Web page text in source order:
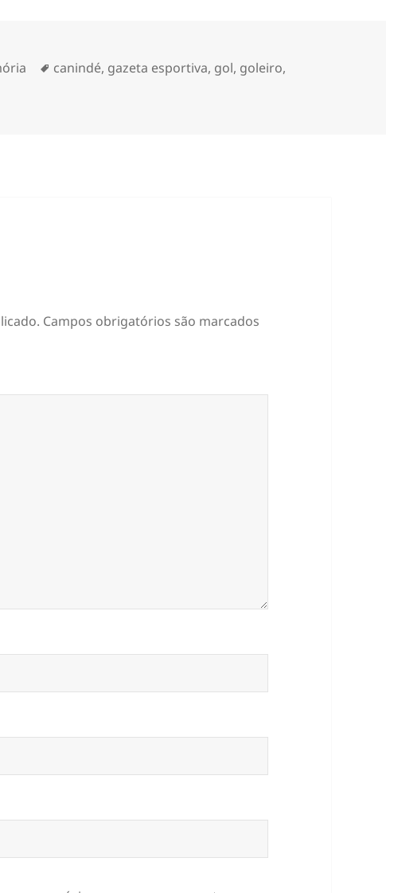
Tags
canindé, gazeta esportiva, gol, goleiro,
Campos obrigatórios são marcados